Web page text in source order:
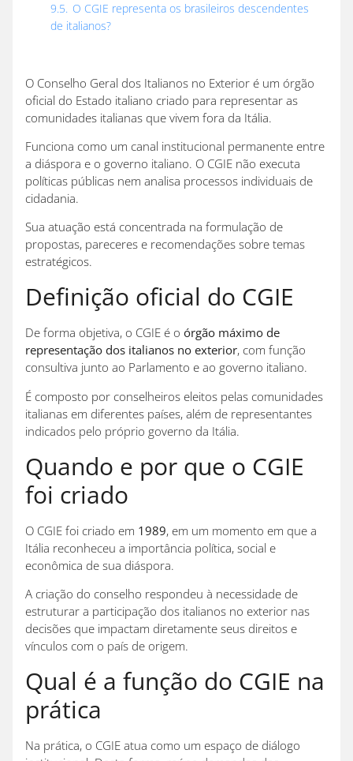
9.5. O CGIE representa os brasileiros descendentes
de italianos?
O Conselho Geral dos Italianos no Exterior é um órgão
oficial do Estado italiano criado para representar as
comunidades italianas que vivem fora da Itália.
Funciona como um canal institucional permanente entre
a diáspora e o governo italiano. O CGIE não executa
políticas públicas nem analisa processos individuais de
cidadania.
Sua atuação está concentrada na formulação de
propostas, pareceres e recomendações sobre temas
estratégicos.
Definição oficial do CGIE
De forma objetiva, o CGIE é o órgão máximo de
representação dos italianos no exterior, com função
consultiva junto ao Parlamento e ao governo italiano.
É composto por conselheiros eleitos pelas comunidades
italianas em diferentes países, além de representantes
indicados pelo próprio governo da Itália.
Quando e por que o CGIE
foi criado
O CGIE foi criado em 1989, em um momento em que a
Itália reconheceu a importância política, social e
econômica de sua diáspora.
A criação do conselho respondeu à necessidade de
estruturar a participação dos italianos no exterior nas
decisões que impactam diretamente seus direitos e
vínculos com o país de origem.
Qual é a função do CGIE na
prática
Na prática, o CGIE atua como um espaço de diálogo